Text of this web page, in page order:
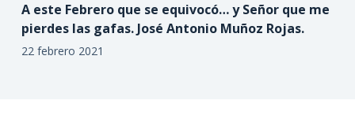
A este Febrero que se equivocó… y Señor que me
pierdes las gafas. José Antonio Muñoz Rojas.
22 febrero 2021